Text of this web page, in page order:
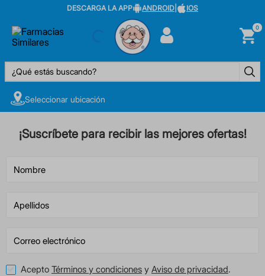
DESCARGA LA APP ANDROID IOS
0
¿Qué estás buscando?
Seleccionar ubicación
¡Suscríbete para recibir las mejores ofertas!
Acepto Términos y condiciones y Aviso de privacidad.